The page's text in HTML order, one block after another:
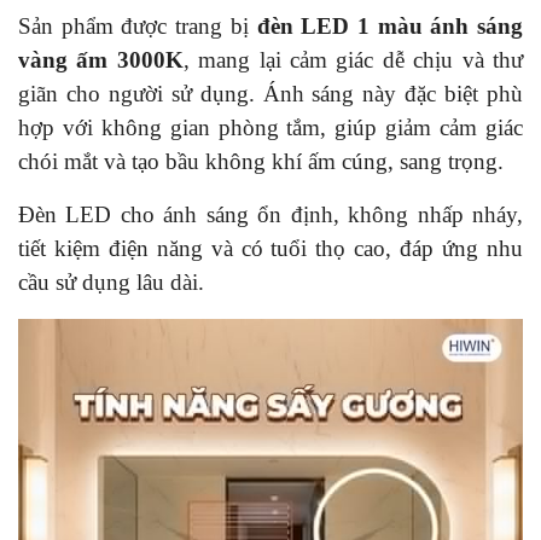
Sản phẩm được trang bị đèn LED 1 màu ánh sáng
vàng ấm 3000K, mang lại cảm giác dễ chịu và thư
giãn cho người sử dụng. Ánh sáng này đặc biệt phù
hợp với không gian phòng tắm, giúp giảm cảm giác
chói mắt và tạo bầu không khí ấm cúng, sang trọng.
Đèn LED cho ánh sáng ổn định, không nhấp nháy,
tiết kiệm điện năng và có tuổi thọ cao, đáp ứng nhu
cầu sử dụng lâu dài.